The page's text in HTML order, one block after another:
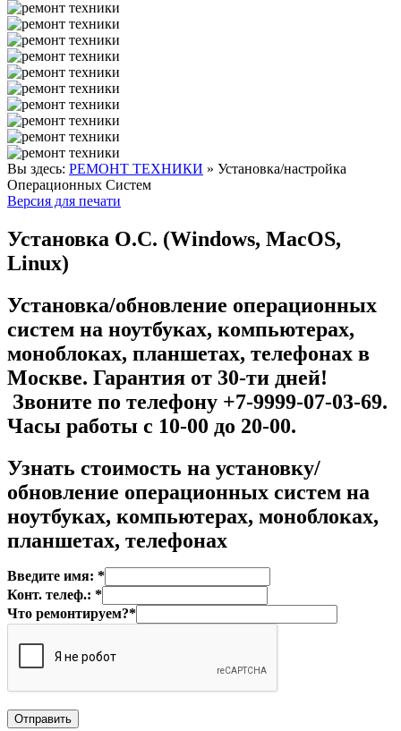
Вы здесь: РЕМОНТ ТЕХНИКИ » Установка/настройка
Операционных Систем
Версия для печати
Установка О.С. (Windows, MacOS,
Linux)
Установка/обновление операционных
систем на ноутбуках, компьютерах,
моноблоках, планшетах, телефонах в
Москве. Гарантия от 30-ти дней!
Звоните по телефону +7-9999-07-03-69.
Часы работы с 10-00 до 20-00.
Узнать стоимость на установку/
обновление операционных систем на
ноутбуках, компьютерах, моноблоках,
планшетах, телефонах
Введите имя: *
Конт. телеф.: *
Что ремонтируем?*